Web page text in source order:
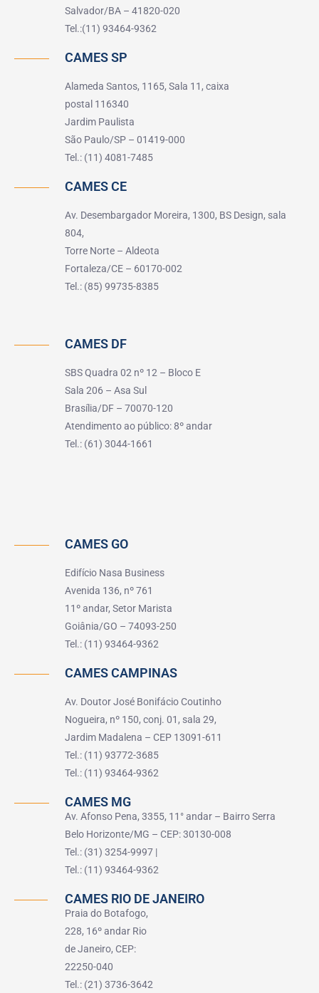
Salvador/BA – 41820-020
Tel.:(11) 93464-9362
CAMES SP
Alameda Santos, 1165, Sala 11, caixa
postal 116340
Jardim Paulista
São Paulo/SP – 01419-000
Tel.: (11) 4081-7485
CAMES CE
Av. Desembargador Moreira, 1300, BS Design, sala
804,
Torre Norte – Aldeota
Fortaleza/CE – 60170-002
Tel.: (85) 99735-8385
CAMES DF
SBS Quadra 02 nº 12 – Bloco E
Sala 206 – Asa Sul
Brasília/DF – 70070-120
Atendimento ao público: 8º andar
Tel.: (61) 3044-1661
CAMES GO
Edifício Nasa Business
Avenida 136, nº 761
11º andar, Setor Marista
Goiânia/GO – 74093-250
Tel.: (11) 93464-9362
CAMES CAMPINAS
Av. Doutor José Bonifácio Coutinho
Nogueira, nº 150, conj. 01, sala 29,
Jardim Madalena – CEP 13091-611
Tel.: (11) 93772-3685
Tel.: (11) 93464-9362
CAMES MG
Av. Afonso Pena, 3355, 11° andar – Bairro Serra
Belo Horizonte/MG – CEP: 30130-008
Tel.: (31) 3254-9997 |
Tel.: (11) 93464-9362
CAMES RIO DE JANEIRO
Praia do Botafogo,
228, 16º andar Rio
de Janeiro, CEP:
22250-040
Tel.: (21) 3736-3642